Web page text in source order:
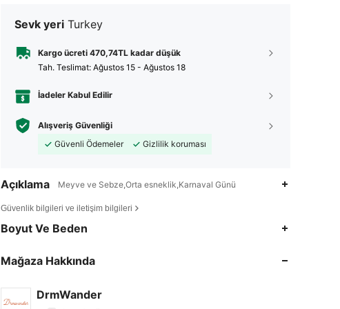
Sevk yeri Turkey
Kargo ücreti 470,74TL kadar düşük
Tah. Teslimat: Ağustos 15 - Ağustos 18
İadeler Kabul Edilir
Alışveriş Güvenliği
Güvenli Ödemeler
Gizlilik koruması
Açıklama Meyve ve Sebze,Orta esneklik,Karnaval Günü
Güvenlik bilgileri ve iletişim bilgileri
Boyut Ve Beden
Mağaza Hakkında
DrmWander
P***S